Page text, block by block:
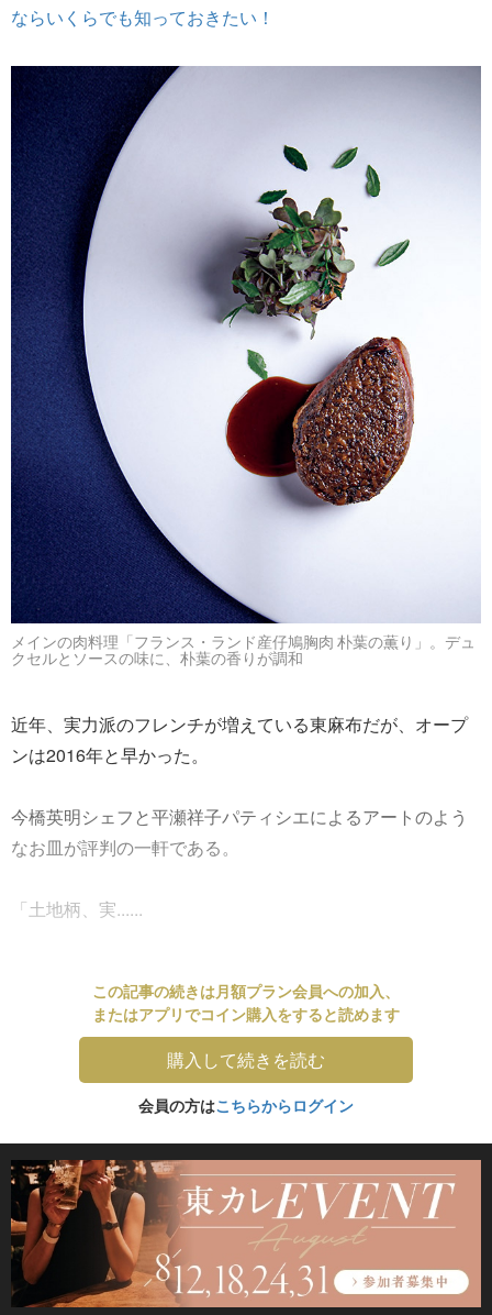
ならいくらでも知っておきたい！
メインの肉料理「フランス・ランド産仔鳩胸肉 朴葉の薫り」。デュ
クセルとソースの味に、朴葉の香りが調和
近年、実力派のフレンチが増えている東麻布だが、オープ
ンは2016年と早かった。
今橋英明シェフと平瀬祥子パティシエによるアートのよう
なお皿が評判の一軒である。
「土地柄、実......
この記事の続きは月額プラン会員への加入、
またはアプリでコイン購入をすると読めます
購入して続きを読む
会員の方はこちらからログイン